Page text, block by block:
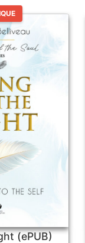
(ePUB)